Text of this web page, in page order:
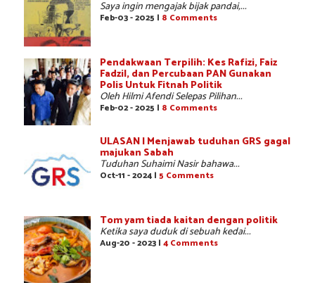
Saya ingin mengajak bijak pandai,...
Feb-03 - 2025 | 8 Comments
Pendakwaan Terpilih: Kes Rafizi, Faiz
Fadzil, dan Percubaan PAN Gunakan
Polis Untuk Fitnah Politik
Oleh Hilmi Afendi Selepas Pilihan...
Feb-02 - 2025 | 8 Comments
ULASAN | Menjawab tuduhan GRS gagal
majukan Sabah
Tuduhan Suhaimi Nasir bahawa...
Oct-11 - 2024 | 5 Comments
Tom yam tiada kaitan dengan politik
Ketika saya duduk di sebuah kedai...
Aug-20 - 2023 | 4 Comments